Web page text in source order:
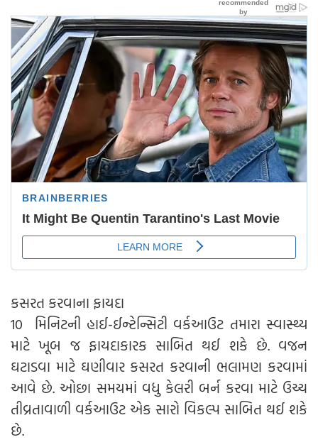
કસરત કરવાના ફાયદા
10 મિનિટની હાઈ-ઈન્ટેન્સિટી વર્કઆઉટ તમારા સ્વાસ્થ્ય
માટે ખૂબ જ ફાયદાકારક સાબિત થઈ શકે છે. વજન
ઘટાડવા માટે ઘણીવાર કસરત કરવાની ભલામણ કરવામાં
આવે છે. ઓછા સમયમાં વધુ કેલરી બર્ન કરવા માટે ઉચ્ચ
તીવ્રતાવાળી વર્કઆઉટ એક સારો વિકલ્પ સાબિત થઈ શકે
છે.